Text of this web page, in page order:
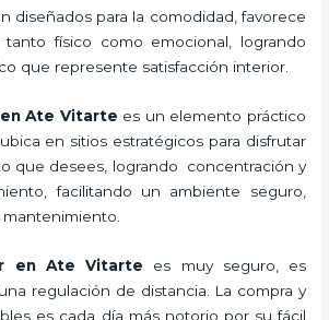
diseñados para la comodidad, favorece
físico como emocional, logrando
que represente satisfacción interior.
Ate Vitarte es un elemento práctico
en sitios estratégicos para disfrutar
que desees, logrando concentración y
facilitando un ambiente seguro,
en Ate Vitarte es muy seguro, es
regulación de distancia. La compra y
es cada día más notorio por su fácil